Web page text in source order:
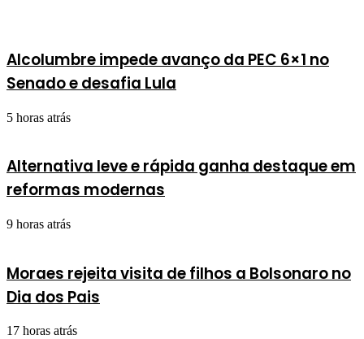
Alcolumbre impede avanço da PEC 6×1 no
Senado e desafia Lula
5 horas atrás
Alternativa leve e rápida ganha destaque em
reformas modernas
9 horas atrás
Moraes rejeita visita de filhos a Bolsonaro no
Dia dos Pais
17 horas atrás